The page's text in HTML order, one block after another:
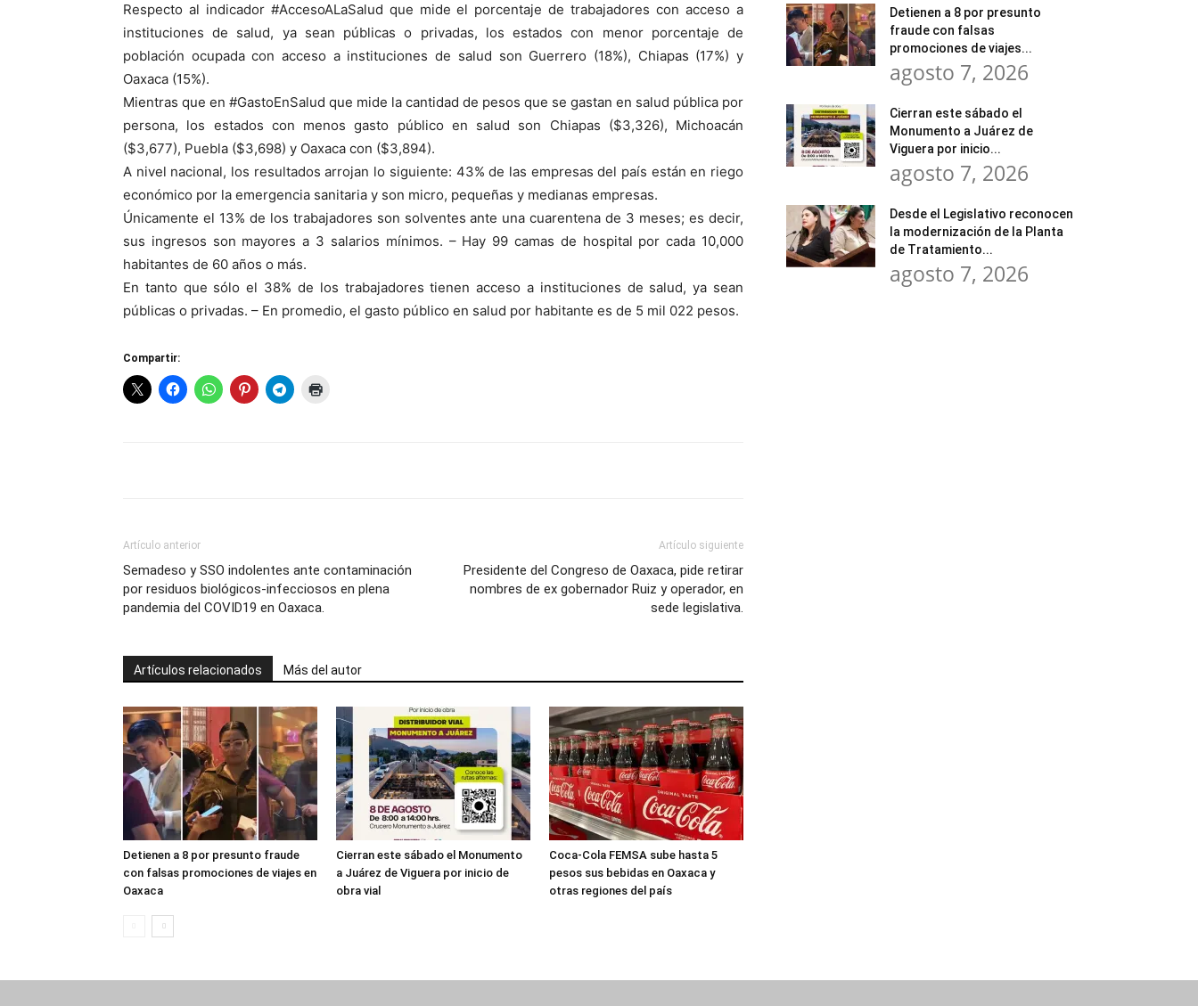
Respecto al indicador #AccesoALaSalud que mide el porcentaje de trabajadores con acceso a
instituciones de salud, ya sean públicas o privadas, los estados con menor porcentaje de
población ocupada con acceso a instituciones de salud son Guerrero (18%), Chiapas (17%) y
Oaxaca (15%).
Mientras que en #GastoEnSalud que mide la cantidad de pesos que se gastan en salud pública por
persona, los estados con menos gasto público en salud son Chiapas ($3,326), Michoacán
($3,677), Puebla ($3,698) y Oaxaca con ($3,894).
A nivel nacional, los resultados arrojan lo siguiente: 43% de las empresas del país están en riego
económico por la emergencia sanitaria y son micro, pequeñas y medianas empresas.
Únicamente el 13% de los trabajadores son solventes ante una cuarentena de 3 meses; es decir,
sus ingresos son mayores a 3 salarios mínimos. – Hay 99 camas de hospital por cada 10,000
habitantes de 60 años o más.
En tanto que sólo el 38% de los trabajadores tienen acceso a instituciones de salud, ya sean
públicas o privadas. – En promedio, el gasto público en salud por habitante es de 5 mil 022 pesos.
Compartir:
Artículo anterior
Semadeso y SSO indolentes ante contaminación
por residuos biológicos-infecciosos en plena
pandemia del COVID19 en Oaxaca.
Artículo siguiente
Presidente del Congreso de Oaxaca, pide retirar
nombres de ex gobernador Ruiz y operador, en
sede legislativa.
Artículos relacionados Más del autor
Detienen a 8 por presunto fraude
con falsas promociones de viajes en
Oaxaca
Cierran este sábado el Monumento
a Juárez de Viguera por inicio de
obra vial
Coca-Cola FEMSA sube hasta 5
pesos sus bebidas en Oaxaca y
otras regiones del país
Detienen a 8 por presunto
fraude con falsas
promociones de viajes...
agosto 7, 2026
Cierran este sábado el
Monumento a Juárez de
Viguera por inicio...
agosto 7, 2026
Desde el Legislativo reconocen
la modernización de la Planta
de Tratamiento...
agosto 7, 2026